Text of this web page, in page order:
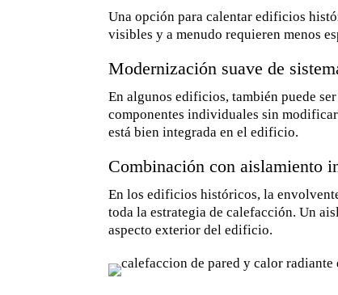
Una opción para calentar edificios
visibles y a menudo requieren menos
Modernización suave de
En algunos edificios, también puede
componentes individuales sin
está bien integrada en el edificio.
Combinación con aislamiento
En los edificios históricos, la
toda la estrategia de calefacción. Un
aspecto exterior del edificio.